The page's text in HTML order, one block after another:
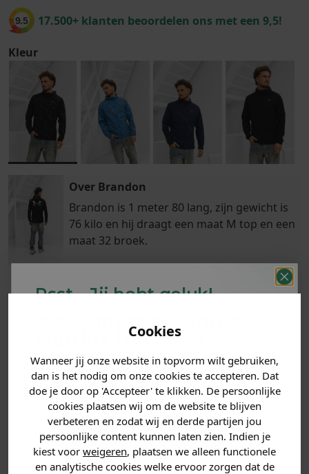
Cookies
Wanneer jij onze website in topvorm wilt gebruiken,
dan is het nodig om onze cookies te accepteren. Dat
doe je door op 'Accepteer' te klikken. De persoonlijke
cookies plaatsen wij om de website te blijven
verbeteren en zodat wij en derde partijen jou
persoonlijke content kunnen laten zien. Indien je
kiest voor weigeren, plaatsen we alleen functionele
en analytische cookies welke ervoor zorgen dat de
9.5 17.500+ klanten beoordelen ons met een 9,5!
Kleur
Over Brandon
Brandon is 1 meter 80 lang, zijn gewicht is
76 kilo en hij draagt een maat M top en een
maat 32 broek.
is morgen in huis!*
PRODUCTINFORMATIE
MATERIAAL & WASVOORSCHRIFT
ANDERE BESTELDEN OOK
Psst... Jij hebt geluk!
Welke mystery
krijg jij? (Tot-30%
Vertel ons waar je naar op
zoek bent. 👇
Heren kleding